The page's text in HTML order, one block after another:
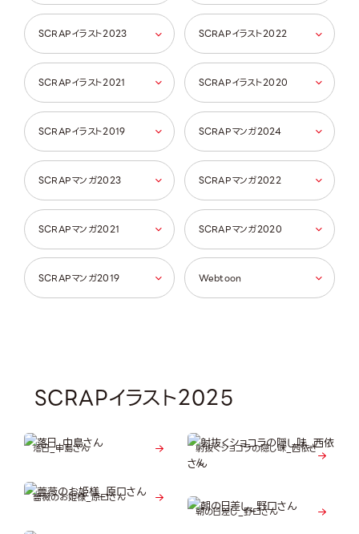
SCRAPイラスト2023 SCRAPイラスト2022
SCRAPイラスト2021 SCRAPイラスト2020
SCRAPイラスト2019 SCRAPマンガ2024
SCRAPマンガ2023 SCRAPマンガ2022
SCRAPマンガ2021 SCRAPマンガ2020
SCRAPマンガ2019 Webtoon
SCRAPイラスト2025
落日_中島さん
射抜くショコラの隠し味_西依さ
ん
薔薇のお姫様_原口さん
朝の日差し_野口さん